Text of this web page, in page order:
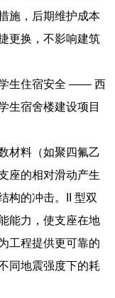
施，后期维护成本
更换，不影响建筑
生住宿安全 —— 西
生宿舍楼建设项目
材料（如聚四氟乙
座的相对滑动产生
构的冲击。II 型双
能力，使支座在地
工程提供更可靠的
同地震强度下的耗